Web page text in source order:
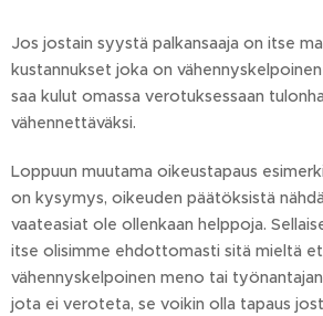
Jos jostain syystä palkansaaja on itse
kustannukset joka on
saa kulut omassa verotuksessaan
vähennettäväksi.
Loppuun muutama oikeustapaus
on kysymys, oikeuden päätöksistä
vaateasiat ole ollenkaan helppoja.
itse olisimme ehdottomasti sitä mieltä
vähennyskelpoinen meno tai
jota ei veroteta, se voikin olla tapaus